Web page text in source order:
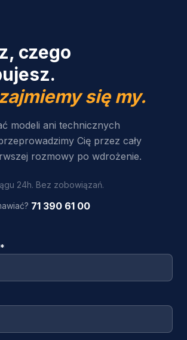
czego
się my.
modeli ani technicznych
Cię przez cały
rozmowy po wdrożenie.
24h. Bez zobowiązań.
71 390 61 00
*